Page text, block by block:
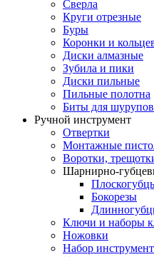
Сверла
Круги отрезные
Буры
Коронки и
Диски алмазные
Зубила и пики
Диски пильные
Пильные полотна
Биты для
Ручной инструмент
Отвертки
Монтажные
Воротки,
Шарнирно-
Бокорезы
Ключи и наборы
Ножовки
Набор